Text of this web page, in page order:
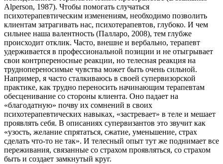
Alperson, 1987). Чтобы помогать случаться
психотерапевтическим изменениям, необходимо позволить
клиентам затрагивать нас, психотерапевтов, глубоко. И чем
сильнее наша валентность (Палларо, 2008), тем глубже
происходит отклик. Часто, внешне и вербально, терапевт
удерживается в профессиональной позиции и не отыгрывает
свои контрпереносные реакции, но телесная реакция на
труднопереносимые чувства может быть очень сильной.
Например, я часто сталкиваюсь в своей супервизорской
практике, как трудно переносить начинающим терапевтам
обесценивание со стороны клиента. Оно падает на
«благодатную» почву их сомнений в своих
психотерапевтических навыках, «застревает» в теле и мешает
проявлять себя. В описаниях супервизантов это звучит как
«узость, желание спрятаться, сжатие, уменьшение, страх
сделать что-то не так». И телесный опыт тут же поднимает все
переживания, связанные со страхом проявляться, со страхом
быть и создает замкнутый круг.